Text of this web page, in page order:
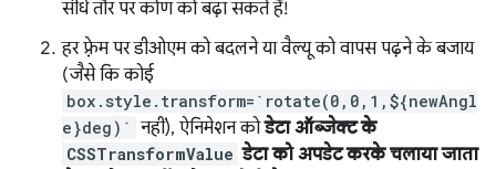
सीधे तौर पर कोण को बढ़ा सकते हैं!
हर फ़्रेम पर डीओएम को बदलने या वैल्यू को वापस पढ़ने के बजाय
(जैसे कि कोई
box.style.transform=`rotate(0,0,1,${newAngl
e}deg)` नहीं), ऐनिमेशन कोडेटा ऑब्जेक्ट के
CSSTransformValue डेटा को अपडेट करके चलाया जाता